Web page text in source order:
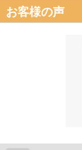
お客様の声